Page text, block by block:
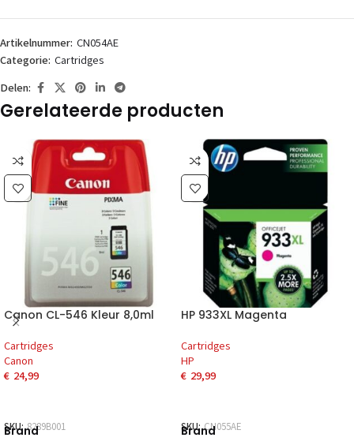
Artikelnummer: CN054AE
Categorie: Cartridges
Delen:
Gerelateerde producten
Canon CL-546 Kleur 8,0ml
Cartridges
Canon
€ 24,99
SKU:8289B001
Brand
HP 933XL Magenta
Cartridges
HP
€ 29,99
SKU:CN055AE
Brand